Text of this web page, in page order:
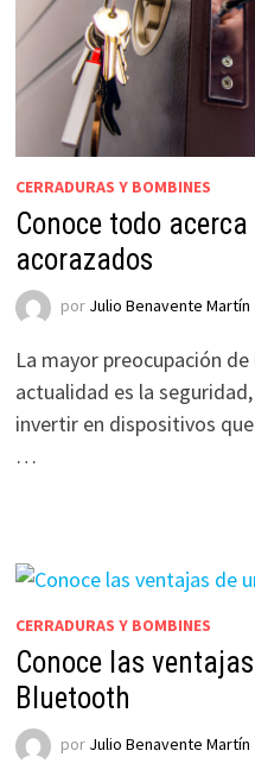
CERRADURAS Y BOMBINES
Conoce todo
acorazados
por Julio Benavente Martín
La mayor preocupación
actualidad es la
invertir en dispositivos
…
CERRADURAS Y BOMBINES
Conoce las
Bluetooth
por Julio Benavente Martín